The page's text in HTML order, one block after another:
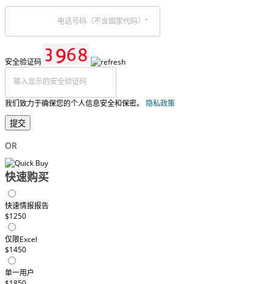
安全验证码
我们致力于确保您的个人信息安全和保密。 隐私政策
提交
OR
快速购买
快速情报报告
$1250
仅限Excel
$1450
单一用户